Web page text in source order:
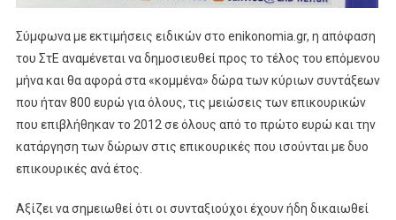
Σύμφωνα με εκτιμήσεις ειδικών στο enikonomia.gr, η απόφαση
του ΣτΕ αναμένεται να δημοσιευθεί προς το τέλος του επόμενου
μήνα και θα αφορά στα «κομμένα» δώρα των κύριων συντάξεων
που ήταν 800 ευρώ για όλους, τις μειώσεις των επικουρικών
που επιβλήθηκαν το 2012 σε όλους από το πρώτο ευρώ και την
κατάργηση των δώρων στις επικουρικές που ισούνται με δυο
επικουρικές ανά έτος.
Αξίζει να σημειωθεί ότι οι συνταξιούχοι έχουν ήδη δικαιωθεί